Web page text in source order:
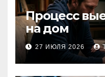
Процесс
на дом
27 ИЮЛЯ 2026